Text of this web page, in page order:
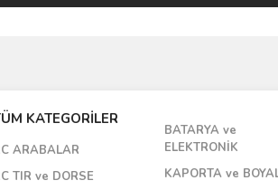
Yorum Yaz
KATEGORİLER
ARABALAR
TIR ve DORSE
BATARYA ve
ELEKTRONİK
KAPORTA ve